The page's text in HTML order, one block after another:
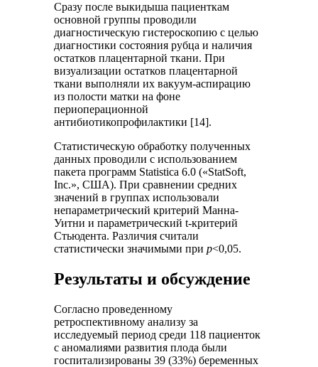
Сразу после выкидыша пациенткам
основной группы проводили
диагностическую гистероскопию с целью
диагностики состояния рубца и наличия
остатков плацентарной ткани. При
визуализации остатков плацентарной
ткани выполняли их вакуум-аспирацию
из полости матки на фоне
периоперационной
антибиотикопрофилактики [14].
Статистическую обработку полученных
данных проводили с использованием
пакета программ Statistica 6.0 («StatSoft,
Inc.», США). При сравнении средних
значений в группах использовали
непараметрический критерий Манна-
Уитни и параметрический t-критерий
Стьюдента. Различия считали
статистически значимыми приp<0,05.
Результаты и обсуждение
Согласно проведенному
ретроспективному анализу за
исследуемый период среди 118 пациенток
с аномалиями развития плода были
госпитализированы 39 (33%) беременных